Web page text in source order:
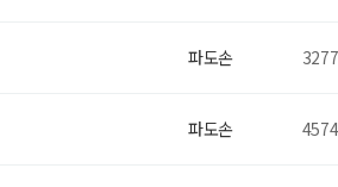
파도손
파도손